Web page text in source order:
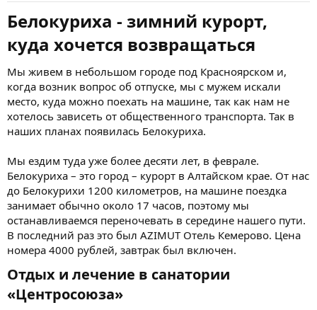
Белокуриха - зимний курорт,
куда хочется возвращаться​
Мы живем в небольшом городе под Красноярском и,
когда возник вопрос об отпуске, мы с мужем искали
место, куда можно поехать на машине, так как нам не
хотелось зависеть от общественного транспорта. Так в
наших планах появилась Белокуриха.
Мы ездим туда уже более десяти лет, в феврале.
Белокуриха – это город – курорт в Алтайском крае. От нас
до Белокурихи 1200 километров, на машине поездка
занимает обычно около 17 часов, поэтому мы
останавливаемся переночевать в середине нашего пути.
В последний раз это был AZIMUT Отель Кемерово. Цена
номера 4000 рублей, завтрак был включен.
Отдых и лечение в санатории
«Центросоюза»​